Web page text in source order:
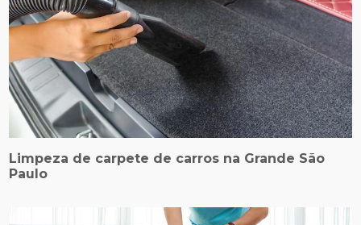
Limpeza de carpete de carros na Grande São
Paulo